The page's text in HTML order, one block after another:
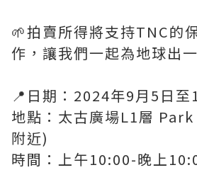
🌱拍賣所得將支持TNC的
作，讓我們一起為地球出
📍日期：2024年9月5日至
地點：太古廣場L1層
附近)
時間：上午10:00-晚上